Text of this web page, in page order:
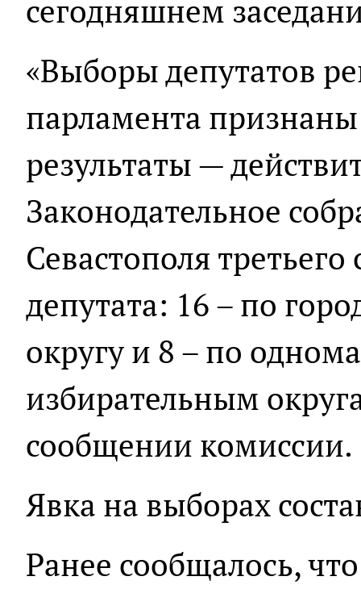
сегодняшнем
«Выборы депутатов
парламента
результаты —
Законодательное
Севастополя
депутата: 16 – по
округу и 8 – по
избирательным
сообщении комиссии.
Явка на выборах
Ранее сообщалось,